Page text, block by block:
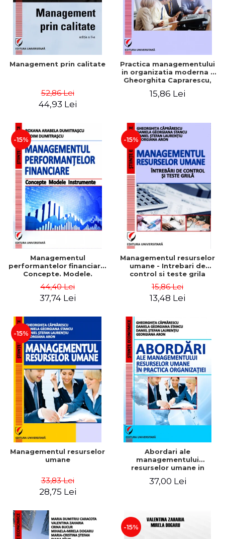
Management prin calitate
52,86 Lei
44,93 Lei
Practica managementului
in organizatia moderna -
Gheorghita Caprarescu,
Georgiana Aron
15,86 Lei
-15%
Managementul
performantelor financiare.
Concepte. Modele.
44,40 Lei
37,74 Lei
-15%
Managementul resurselor
umane - Intrebari de
control si teste grila
15,86 Lei
13,48 Lei
-15%
Managementul resurselor
umane
33,83 Lei
28,75 Lei
Abordari ale
managementului
resurselor umane in
37,00 Lei
-15%